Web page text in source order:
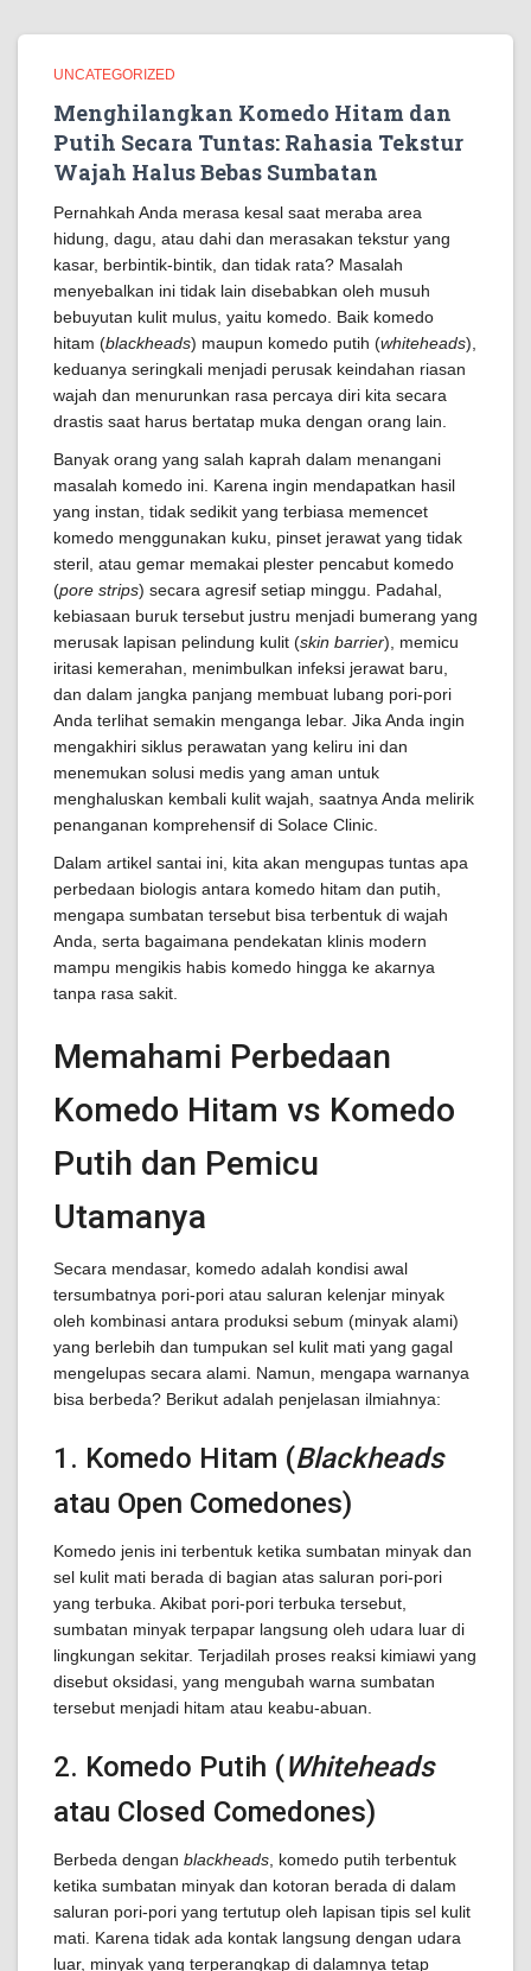
UNCATEGORIZED
Menghilangkan Komedo Hitam dan
Putih Secara Tuntas: Rahasia Tekstur
Wajah Halus Bebas Sumbatan
Pernahkah Anda merasa kesal saat meraba area
hidung, dagu, atau dahi dan merasakan tekstur yang
kasar, berbintik-bintik, dan tidak rata? Masalah
menyebalkan ini tidak lain disebabkan oleh musuh
bebuyutan kulit mulus, yaitu komedo. Baik komedo
hitam (blackheads) maupun komedo putih (whiteheads),
keduanya seringkali menjadi perusak keindahan riasan
wajah dan menurunkan rasa percaya diri kita secara
drastis saat harus bertatap muka dengan orang lain.
Banyak orang yang salah kaprah dalam menangani
masalah komedo ini. Karena ingin mendapatkan hasil
yang instan, tidak sedikit yang terbiasa memencet
komedo menggunakan kuku, pinset jerawat yang tidak
steril, atau gemar memakai plester pencabut komedo
(pore strips) secara agresif setiap minggu. Padahal,
kebiasaan buruk tersebut justru menjadi bumerang yang
merusak lapisan pelindung kulit (skin barrier), memicu
iritasi kemerahan, menimbulkan infeksi jerawat baru,
dan dalam jangka panjang membuat lubang pori-pori
Anda terlihat semakin menganga lebar. Jika Anda ingin
mengakhiri siklus perawatan yang keliru ini dan
menemukan solusi medis yang aman untuk
menghaluskan kembali kulit wajah, saatnya Anda melirik
penanganan komprehensif di Solace Clinic.
Dalam artikel santai ini, kita akan mengupas tuntas apa
perbedaan biologis antara komedo hitam dan putih,
mengapa sumbatan tersebut bisa terbentuk di wajah
Anda, serta bagaimana pendekatan klinis modern
mampu mengikis habis komedo hingga ke akarnya
tanpa rasa sakit.
Memahami Perbedaan
Komedo Hitam vs Komedo
Putih dan Pemicu
Utamanya
Secara mendasar, komedo adalah kondisi awal
tersumbatnya pori-pori atau saluran kelenjar minyak
oleh kombinasi antara produksi sebum (minyak alami)
yang berlebih dan tumpukan sel kulit mati yang gagal
mengelupas secara alami. Namun, mengapa warnanya
bisa berbeda? Berikut adalah penjelasan ilmiahnya:
1. Komedo Hitam (Blackheads
atau Open Comedones)
Komedo jenis ini terbentuk ketika sumbatan minyak dan
sel kulit mati berada di bagian atas saluran pori-pori
yang terbuka. Akibat pori-pori terbuka tersebut,
sumbatan minyak terpapar langsung oleh udara luar di
lingkungan sekitar. Terjadilah proses reaksi kimiawi yang
disebut oksidasi, yang mengubah warna sumbatan
tersebut menjadi hitam atau keabu-abuan.
2. Komedo Putih (Whiteheads
atau Closed Comedones)
Berbeda dengan blackheads , komedo putih terbentuk
ketika sumbatan minyak dan kotoran berada di dalam
saluran pori-pori yang tertutup oleh lapisan tipis sel kulit
mati. Karena tidak ada kontak langsung dengan udara
luar, minyak yang terperangkap di dalamnya tetap